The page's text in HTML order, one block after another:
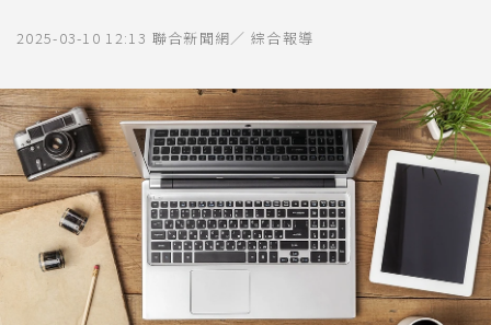
2025-03-10 12:13 聯合新聞網／ 綜合報導